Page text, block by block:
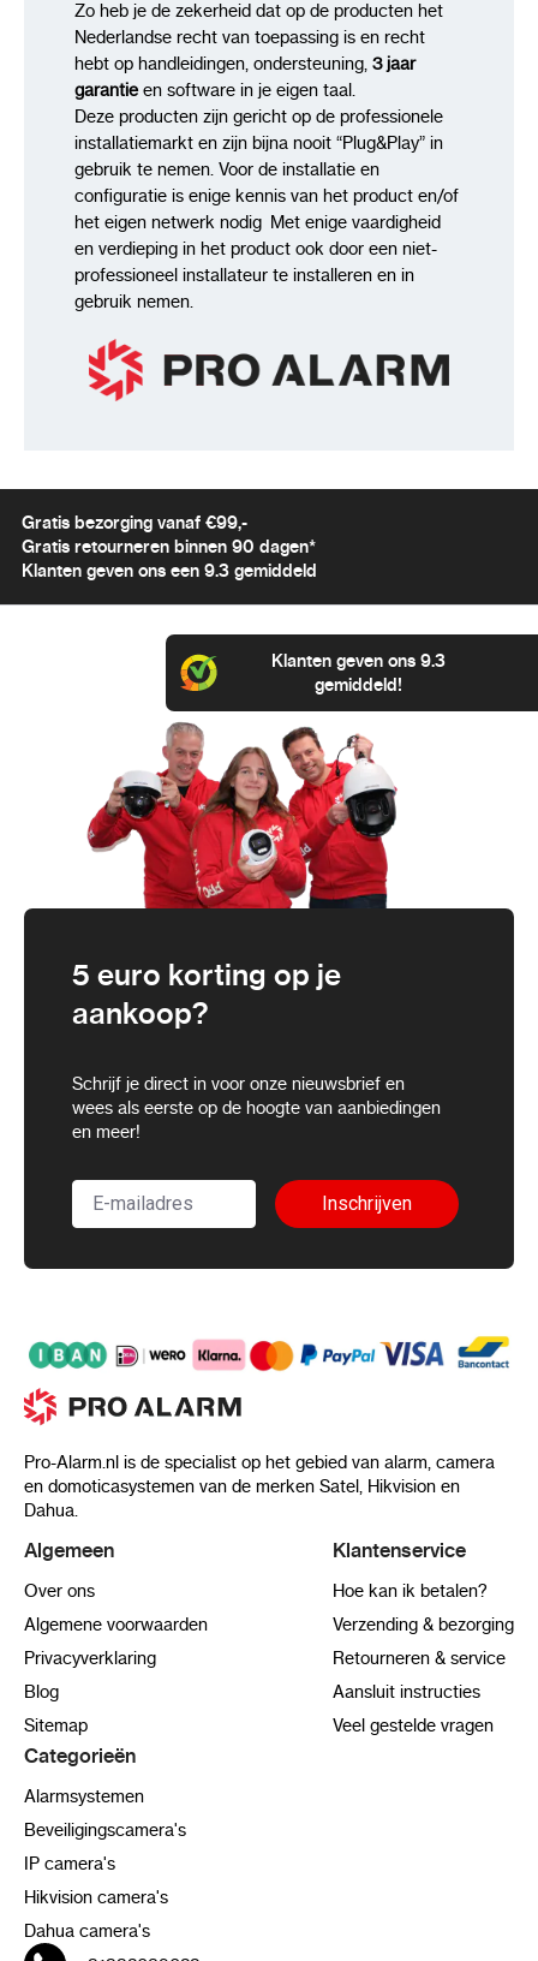
Zo heb je de zekerheid dat op de producten het
Nederlandse recht van toepassing is en recht
hebt op handleidingen, ondersteuning, 3 jaar
garantieen software in je eigen taal.
Deze producten zijn gericht op de professionele
installatiemarkt en zijn bijna nooit “Plug&Play” in
gebruik te nemen. Voor de installatie en
configuratie is enige kennis van het product en/of
het eigen netwerk nodig Met enige vaardigheid
en verdieping in het product ook door een niet-
professioneel installateur te installeren en in
gebruik nemen.
Gratis bezorging vanaf €99,-
Gratis retourneren binnen 90 dagen*
Klanten geven ons een 9.3 gemiddeld
5 euro korting op je
aankoop?
Schrijf je direct in voor onze nieuwsbrief en
wees als eerste op de hoogte van aanbiedingen
en meer!
Inschrijven
Pro-Alarm.nl is de specialist op het gebied van alarm, camera
en domoticasystemen van de merken Satel, Hikvision en
Dahua.
Klanten geven ons 9.3
gemiddeld!
Algemeen
Over ons
Algemene voorwaarden
Privacyverklaring
Blog
Sitemap
Klantenservice
Hoe kan ik betalen?
Verzending & bezorging
Retourneren & service
Aansluit instructies
Veel gestelde vragen
Categorieën
Alarmsystemen
Beveiligingscamera's
IP camera's
Hikvision camera's
Dahua camera's